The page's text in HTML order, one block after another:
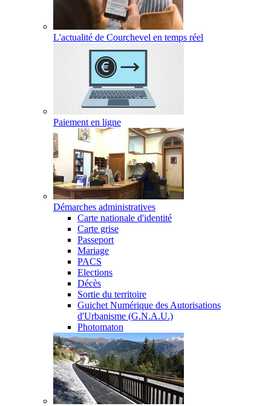
L'actualité de Courchevel en temps réel
Paiement en ligne
Démarches administratives
Carte nationale d'identité
Carte grise
Passeport
Mariage
PACS
Elections
Décès
Sortie du territoire
Guichet Numérique des Autorisations
d'Urbanisme (G.N.A.U.)
Photomaton